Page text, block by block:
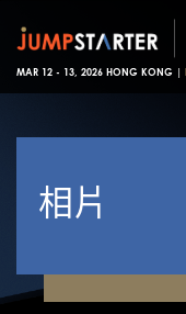
MAR 12 - 13, 2026 HONG KONG |
相片